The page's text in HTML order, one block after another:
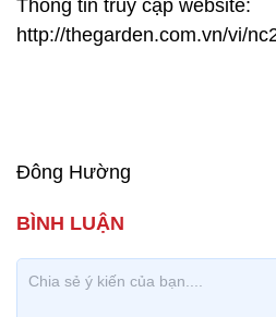
Thông tin truy cập website:
http://thegarden.com.vn/vi/
Đông Hường